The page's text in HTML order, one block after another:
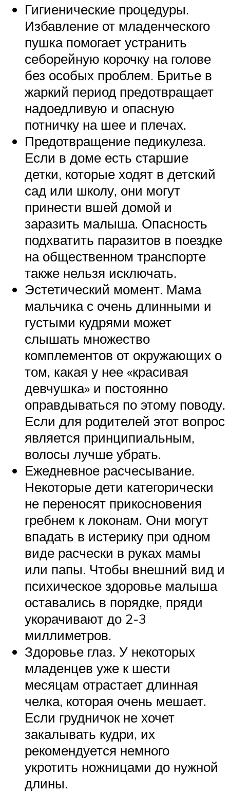
Гигиенические процедуры.
Избавление от младенческого
пушка помогает устранить
себорейную корочку на голове
без особых проблем. Бритье в
жаркий период предотвращает
надоедливую и опасную
потничку на шее и плечах.
Предотвращение педикулеза.
Если в доме есть старшие
детки, которые ходят в детский
сад или школу, они могут
принести вшей домой и
заразить малыша. Опасность
подхватить паразитов в поездке
на общественном транспорте
также нельзя исключать.
Эстетический момент. Мама
мальчика с очень длинными и
густыми кудрями может
слышать множество
комплементов от окружающих о
том, какая у нее «красивая
девчушка» и постоянно
оправдываться по этому поводу.
Если для родителей этот вопрос
является принципиальным,
волосы лучше убрать.
Ежедневное расчесывание.
Некоторые дети категорически
не переносят прикосновения
гребнем к локонам. Они могут
впадать в истерику при одном
виде расчески в руках мамы
или папы. Чтобы внешний вид и
психическое здоровье малыша
оставались в порядке, пряди
укорачивают до 2-3
миллиметров.
Здоровье глаз. У некоторых
младенцев уже к шести
месяцам отрастает длинная
челка, которая очень мешает.
Если грудничок не хочет
закалывать кудри, их
рекомендуется немного
укротить ножницами до нужной
длины.